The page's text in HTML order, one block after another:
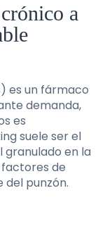
a
es un fármaco
demanda,
es
suele ser el
granulado en la
de
punzón.